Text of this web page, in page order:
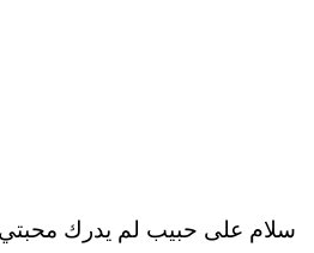
سلام على حبيب لم يدرك محبتي